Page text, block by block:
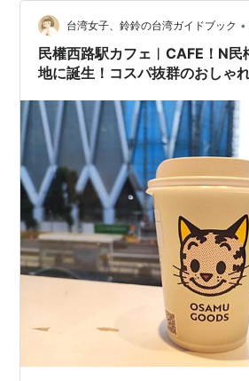
くなるかもしれません。 この記事は
サイト「好好玩」の日本語版姉妹サ
「Taipeinavi.jp」より引用していま
フェ｜5.TUNG 午冬甜点 台北おすす
台湾女子、鈴鈴の台湾ガイドブック •
民權西路駅カフェ︱CAFE！N民
地に誕生！コスパ抜群のおしゃ